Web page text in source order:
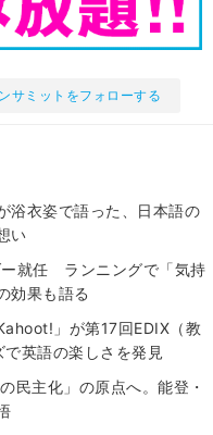
サミットをフォローする
浴衣姿で語った、日本語の
い
就任 ランニングで「気持
効果も語る
」が第17回EDIX（教
英語の楽しさを発見
民主化」の原点へ。能登・